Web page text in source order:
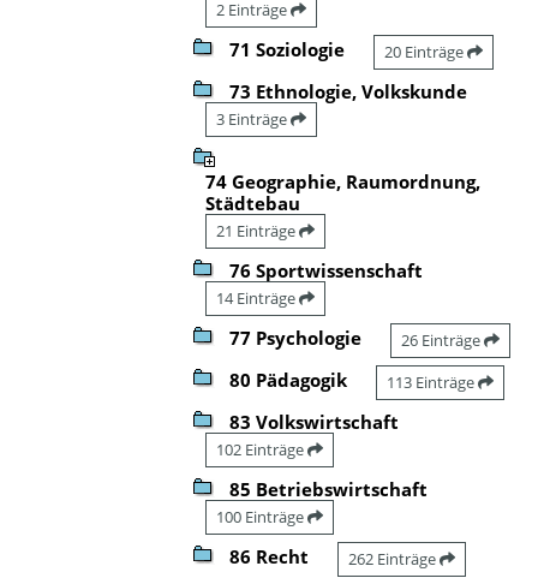
2 Einträge
71 Soziologie 20 Einträge
73 Ethnologie, Volkskunde
3 Einträge
74 Geographie, Raumordnung,
Städtebau
21 Einträge
76 Sportwissenschaft
14 Einträge
77 Psychologie 26 Einträge
80 Pädagogik 113 Einträge
83 Volkswirtschaft
102 Einträge
85 Betriebswirtschaft
100 Einträge
86 Recht 262 Einträge